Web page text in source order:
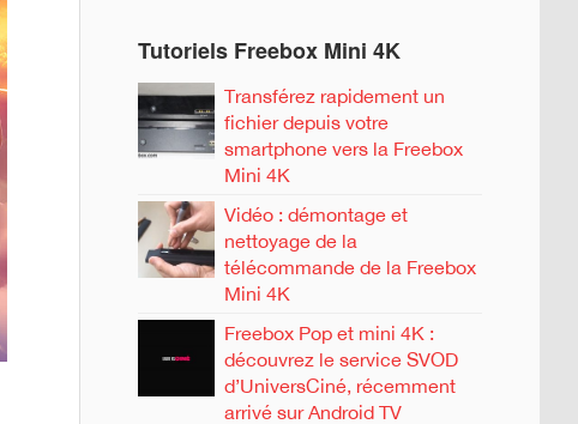
h
r
c
h
r
Tutoriels Freebox Mini 4K
Transférez rapidement un
fichier depuis votre
smartphone vers la Freebox
Mini 4K
Vidéo : démontage et
nettoyage de la
télécommande de la Freebox
Mini 4K
Freebox Pop et mini 4K :
découvrez le service SVOD
d’UniversCiné, récemment
arrivé sur Android TV